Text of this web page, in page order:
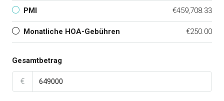
PMI €459,708.33
Monatliche HOA-Gebühren €250.00
Gesamtbetrag
€